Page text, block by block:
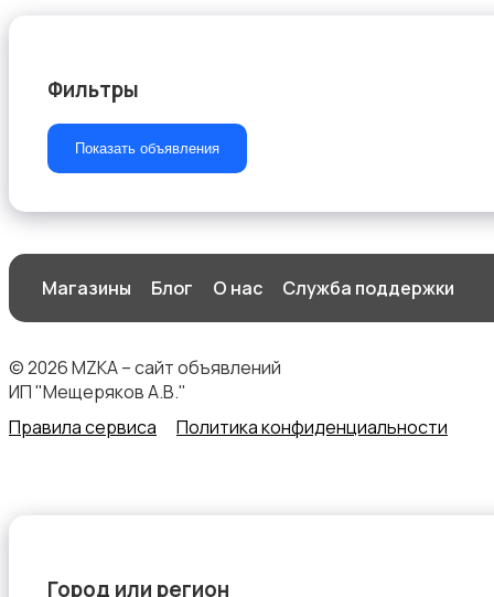
Сыпучие материалы
Фильтры
Показать объявления
Магазины Блог О нас Служба поддержки
© 2026 MZKA – сайт объявлений
ИП "Мещеряков А.В."
Правила сервиса
Политика конфиденциальности
Город или регион